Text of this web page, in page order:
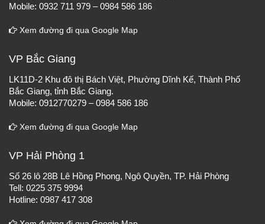
Mobile: 0932 711 979 – 0984 586 186
Xem đường đi qua Google Map
VP Bắc Giang
LK11D-2 Khu đô thị Bách Việt, Phường Dĩnh Kế, Thành Phố
Bắc Giang, tỉnh Bắc Giang.
Mobile: 0912770279 – 0984 586 186
Xem đường đi qua Google Map
VP Hải Phòng 1
Số 26 lô 28B Lê Hồng Phong, Ngô Quyền, TP. Hải Phòng
Tell: 0225 375 9994
Hotline: 0987 417 308